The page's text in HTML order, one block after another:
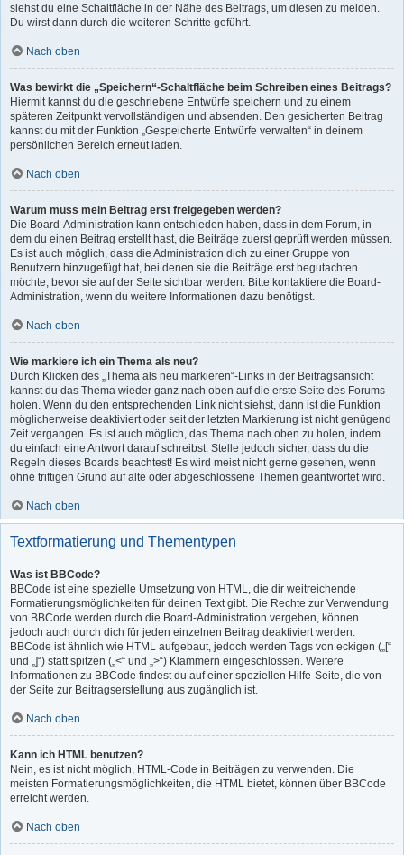
siehst du eine Schaltfläche in der Nähe des Beitrags, um diesen zu melden.
Du wirst dann durch die weiteren Schritte geführt.
Nach oben
Was bewirkt die „Speichern“-Schaltfläche beim Schreiben eines Beitrags?
Hiermit kannst du die geschriebene Entwürfe speichern und zu einem
späteren Zeitpunkt vervollständigen und absenden. Den gesicherten Beitrag
kannst du mit der Funktion „Gespeicherte Entwürfe verwalten“ in deinem
persönlichen Bereich erneut laden.
Nach oben
Warum muss mein Beitrag erst freigegeben werden?
Die Board-Administration kann entschieden haben, dass in dem Forum, in
dem du einen Beitrag erstellt hast, die Beiträge zuerst geprüft werden müssen.
Es ist auch möglich, dass die Administration dich zu einer Gruppe von
Benutzern hinzugefügt hat, bei denen sie die Beiträge erst begutachten
möchte, bevor sie auf der Seite sichtbar werden. Bitte kontaktiere die Board-
Administration, wenn du weitere Informationen dazu benötigst.
Nach oben
Wie markiere ich ein Thema als neu?
Durch Klicken des „Thema als neu markieren“-Links in der Beitragsansicht
kannst du das Thema wieder ganz nach oben auf die erste Seite des Forums
holen. Wenn du den entsprechenden Link nicht siehst, dann ist die Funktion
möglicherweise deaktiviert oder seit der letzten Markierung ist nicht genügend
Zeit vergangen. Es ist auch möglich, das Thema nach oben zu holen, indem
du einfach eine Antwort darauf schreibst. Stelle jedoch sicher, dass du die
Regeln dieses Boards beachtest! Es wird meist nicht gerne gesehen, wenn
ohne triftigen Grund auf alte oder abgeschlossene Themen geantwortet wird.
Nach oben
Textformatierung und Thementypen
Was ist BBCode?
BBCode ist eine spezielle Umsetzung von HTML, die dir weitreichende
Formatierungsmöglichkeiten für deinen Text gibt. Die Rechte zur Verwendung
von BBCode werden durch die Board-Administration vergeben, können
jedoch auch durch dich für jeden einzelnen Beitrag deaktiviert werden.
BBCode ist ähnlich wie HTML aufgebaut, jedoch werden Tags von eckigen („[“
und „]“) statt spitzen („<“ und „>“) Klammern eingeschlossen. Weitere
Informationen zu BBCode findest du auf einer speziellen Hilfe-Seite, die von
der Seite zur Beitragserstellung aus zugänglich ist.
Nach oben
Kann ich HTML benutzen?
Nein, es ist nicht möglich, HTML-Code in Beiträgen zu verwenden. Die
meisten Formatierungsmöglichkeiten, die HTML bietet, können über BBCode
erreicht werden.
Nach oben